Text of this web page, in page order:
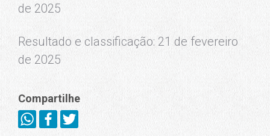
de 2025
Resultado e classificação: 21 de fevereiro
de 2025
Compartilhe